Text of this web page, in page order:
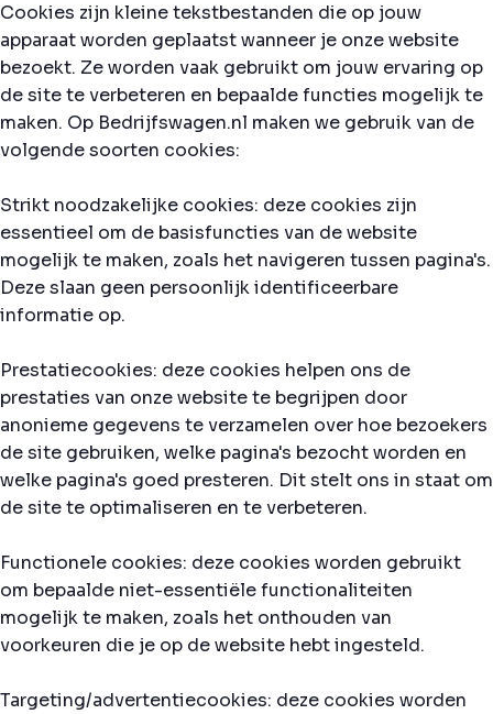
Cookies zijn kleine tekstbestanden die op jouw
apparaat worden geplaatst wanneer je onze website
bezoekt. Ze worden vaak gebruikt om jouw ervaring op
de site te verbeteren en bepaalde functies mogelijk te
maken. Op Bedrijfswagen.nl maken we gebruik van de
volgende soorten cookies:
Strikt noodzakelijke cookies: deze cookies zijn
essentieel om de basisfuncties van de website
mogelijk te maken, zoals het navigeren tussen pagina's.
Deze slaan geen persoonlijk identificeerbare
informatie op.
Prestatiecookies: deze cookies helpen ons de
prestaties van onze website te begrijpen door
anonieme gegevens te verzamelen over hoe bezoekers
de site gebruiken, welke pagina's bezocht worden en
welke pagina's goed presteren. Dit stelt ons in staat om
de site te optimaliseren en te verbeteren.
Functionele cookies: deze cookies worden gebruikt
om bepaalde niet-essentiële functionaliteiten
mogelijk te maken, zoals het onthouden van
voorkeuren die je op de website hebt ingesteld.
Targeting/advertentiecookies: deze cookies worden